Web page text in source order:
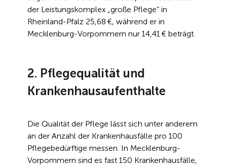
der Leistungskomplex „große Pflege“ in
Rheinland-Pfalz 25,68 €, während er in
Mecklenburg-Vorpommern nur 14,41 € beträgt.
2. Pflegequalität und
Krankenhausaufenthalte
Die Qualität der Pflege lässt sich unter anderem
an der Anzahl der Krankenhausfälle pro 100
Pflegebedürftige messen. In Mecklenburg-
Vorpommern sind es fast 150 Krankenhausfälle,